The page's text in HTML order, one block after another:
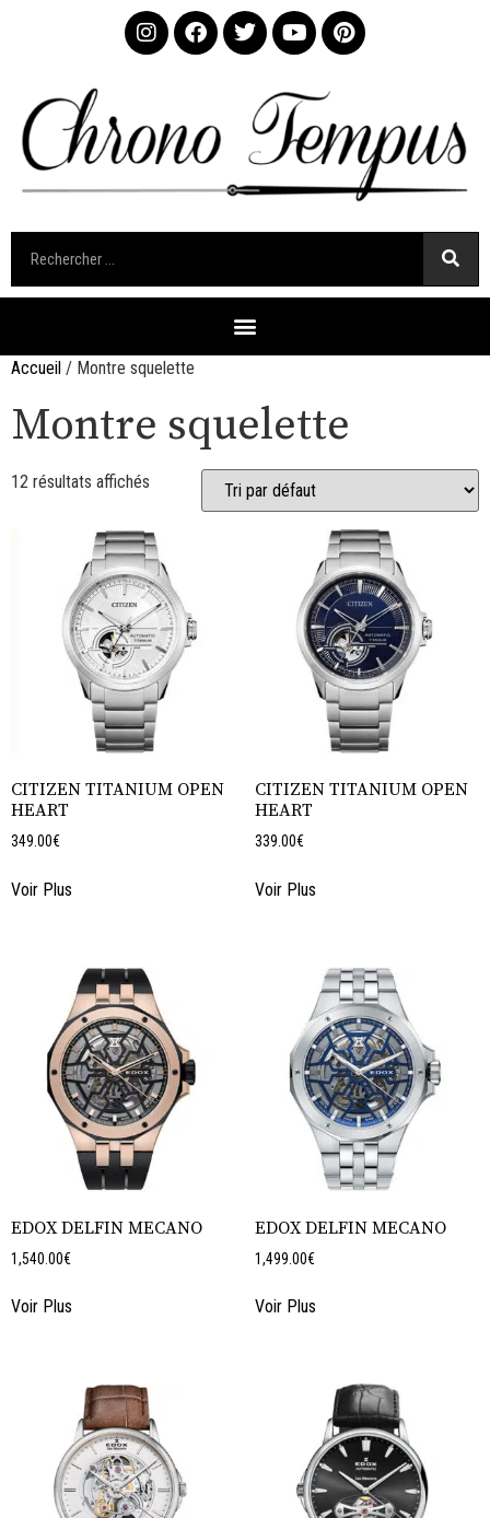
Accueil / Montre squelette
Montre squelette
12 résultats affichés
CITIZEN TITANIUM OPEN
HEART
349.00€
Voir Plus
CITIZEN TITANIUM OPEN
HEART
339.00€
Voir Plus
EDOX DELFIN MECANO
1,540.00€
Voir Plus
EDOX DELFIN MECANO
1,499.00€
Voir Plus